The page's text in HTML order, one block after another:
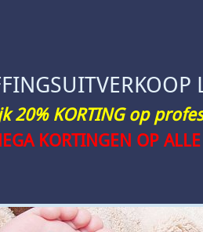
20% KORTING op
KORTINGEN OP